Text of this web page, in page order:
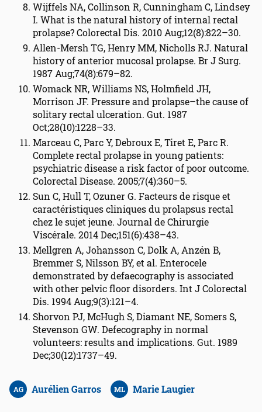
Wijffels NA, Collinson R, Cunningham C, Lindsey
I. What is the natural history of internal rectal
prolapse? Colorectal Dis. 2010 Aug;12(8):822–30.
Allen-Mersh TG, Henry MM, Nicholls RJ. Natural
history of anterior mucosal prolapse. Br J Surg.
1987 Aug;74(8):679–82.
Womack NR, Williams NS, Holmfield JH,
Morrison JF. Pressure and prolapse–the cause of
solitary rectal ulceration. Gut. 1987
Oct;28(10):1228–33.
Marceau C, Parc Y, Debroux E, Tiret E, Parc R.
Complete rectal prolapse in young patients:
psychiatric disease a risk factor of poor outcome.
Colorectal Disease. 2005;7(4):360–5.
Sun C, Hull T, Ozuner G. Facteurs de risque et
caractéristiques cliniques du prolapsus rectal
chez le sujet jeune. Journal de Chirurgie
Viscérale. 2014 Dec;151(6):438–43.
Mellgren A, Johansson C, Dolk A, Anzén B,
Bremmer S, Nilsson BY, et al. Enterocele
demonstrated by defaecography is associated
with other pelvic floor disorders. Int J Colorectal
Dis. 1994 Aug;9(3):121–4.
Shorvon PJ, McHugh S, Diamant NE, Somers S,
Stevenson GW. Defecography in normal
volunteers: results and implications. Gut. 1989
Dec;30(12):1737–49.
AG Aurélien Garros ML Marie Laugier